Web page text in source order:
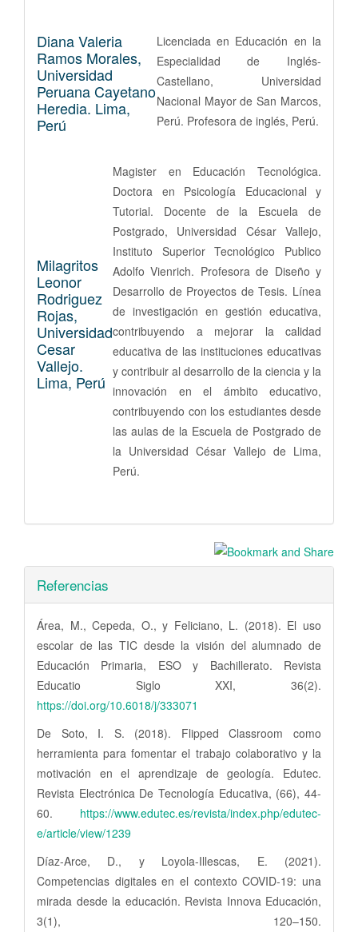
Diana Valeria
Ramos Morales,
Universidad
Peruana Cayetano
Heredia. Lima,
Perú
Licenciada en Educación en la
Especialidad de Inglés-
Castellano, Universidad
Nacional Mayor de San Marcos,
Perú. Profesora de inglés, Perú.
Milagritos
Leonor
Rodriguez
Rojas,
Universidad
Cesar
Vallejo.
Lima, Perú
Magister en Educación Tecnológica.
Doctora en Psicología Educacional y
Tutorial. Docente de la Escuela de
Postgrado, Universidad César Vallejo,
Instituto Superior Tecnológico Publico
Adolfo Vienrich. Profesora de Diseño y
Desarrollo de Proyectos de Tesis. Línea
de investigación en gestión educativa,
contribuyendo a mejorar la calidad
educativa de las instituciones educativas
y contribuir al desarrollo de la ciencia y la
innovación en el ámbito educativo,
contribuyendo con los estudiantes desde
las aulas de la Escuela de Postgrado de
la Universidad César Vallejo de Lima,
Perú.
Referencias
Área, M., Cepeda, O., y Feliciano, L. (2018). El uso
escolar de las TIC desde la visión del alumnado de
Educación Primaria, ESO y Bachillerato. Revista
Educatio Siglo XXI, 36(2).
https://doi.org/10.6018/j/333071
De Soto, I. S. (2018). Flipped Classroom como
herramienta para fomentar el trabajo colaborativo y la
motivación en el aprendizaje de geología. Edutec.
Revista Electrónica De Tecnología Educativa, (66), 44-
60. https://www.edutec.es/revista/index.php/edutec-
e/article/view/1239
Díaz-Arce, D., y Loyola-Illescas, E. (2021).
Competencias digitales en el contexto COVID-19: una
mirada desde la educación. Revista Innova Educación,
3(1), 120–150.